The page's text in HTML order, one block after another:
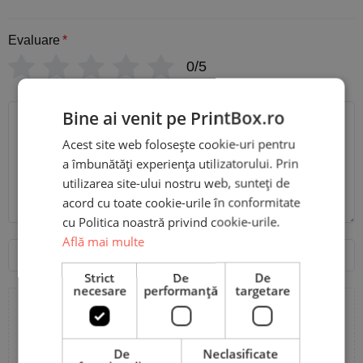
Evaluare *
0/5
Bine ai venit pe PrintBox.ro
Acest site web folosește cookie-uri pentru
a îmbunătăți experiența utilizatorului. Prin
utilizarea site-ului nostru web, sunteți de
acord cu toate cookie-urile în conformitate
cu Politica noastră privind cookie-urile.
Află mai multe
Strict
necesare
De
performanță
De
targetare
De
Neclasificate